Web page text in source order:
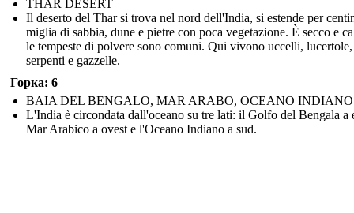
THAR DESERT
Il deserto del Thar si trova nel nord dell'India, si estende per
miglia di sabbia, dune e pietre con poca vegetazione. È secco e
le tempeste di polvere sono comuni. Qui vivono uccelli, lucertole,
serpenti e gazzelle.
Горка: 6
BAIA DEL BENGALO, MAR ARABO, OCEANO INDIANO
L'India è circondata dall'oceano su tre lati: il Golfo del Bengala a
Mar Arabico a ovest e l'Oceano Indiano a sud.